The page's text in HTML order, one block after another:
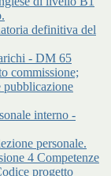
definitiva del
- DM 65
commissione;
pubblicazione
interno -
personale.
4 Competenze
progetto